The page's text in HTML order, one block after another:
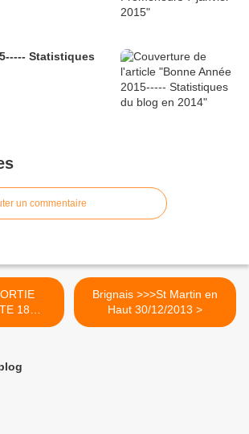
Statistiques
un commentaire
18
Brignais >>>St Martin en
Haut 30/12/2013 >